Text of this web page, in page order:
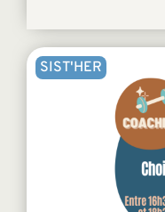
SIST'HER